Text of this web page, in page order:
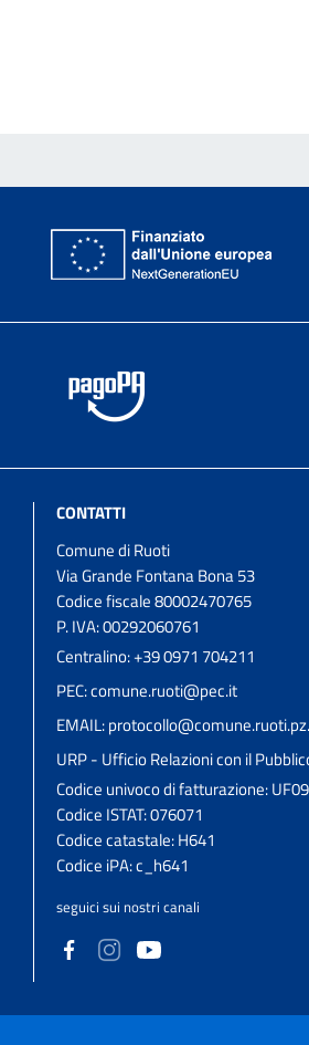
CONTATTI
Comune di Ruoti
Via Grande Fontana Bona 53
Codice fiscale 80002470765
P. IVA: 00292060761
Centralino: +39 0971 704211
PEC: comune.ruoti@pec.it
EMAIL:
URP - Ufficio Relazioni con il
Codice univoco di fatturazione:
Codice ISTAT: 076071
Codice catastale: H641
Codice iPA: c_h641
seguici sui nostri canali